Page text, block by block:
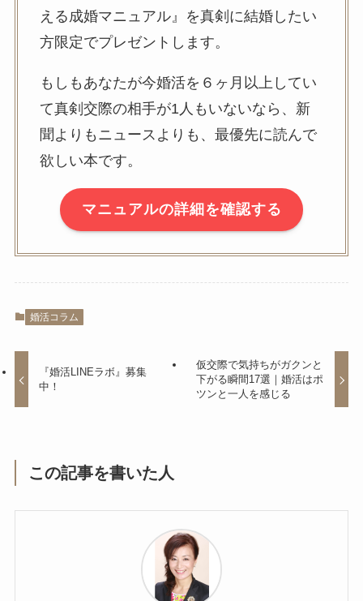
える成婚マニュアル』を真剣に結婚したい
方限定でプレゼントします。
もしもあなたが今婚活を６ヶ月以上してい
て真剣交際の相手が1人もいないなら、新
聞よりもニュースよりも、最優先に読んで
欲しい本です。
マニュアルの詳細を確認する
婚活コラム
『婚活LINEラボ』募集
中！
仮交際で気持ちがガクンと
下がる瞬間17選｜婚活はポ
ツンと一人を感じる
この記事を書いた人